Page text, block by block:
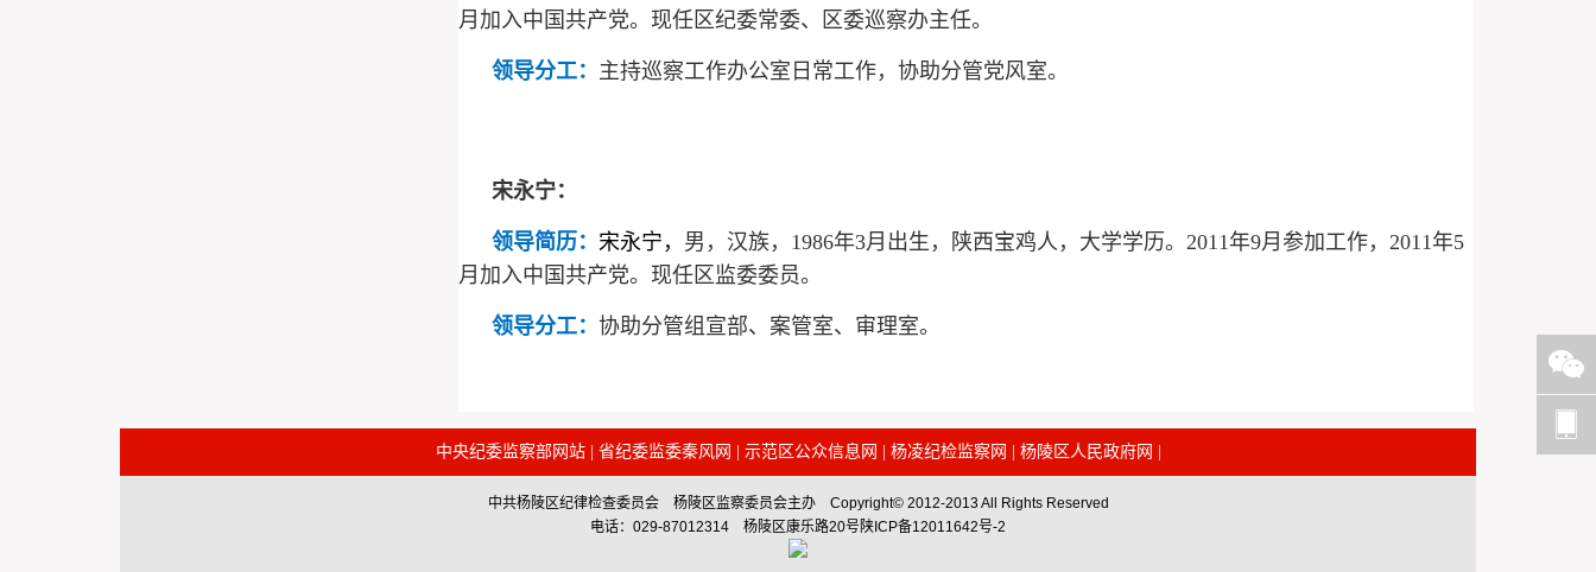
月加入中国共产党。 现任区纪委常委、区委巡察办主任。
领导分工： 主持巡察工作办公室日常工作，协助分管党风室。
宋永宁：
领导简历： 宋永宁， 男，汉族，1986年3月出生，陕西宝鸡人，大学学历。2011年9月参加工作，2011年5
月加入中国共产党。 现任区监委委员。
领导分工： 协助分管组宣部、案管室、审理室。
中央纪委监察部网站| 省纪委监委秦风网 示范区公众信息网 杨凌纪检监察网 杨陵区人民政府网
中共杨陵区纪律检查委员会 杨陵区监察委员会主办 Copyright© 2012-2013 All Rights Reserved
电话：029-87012314 杨陵区康乐路20号陕ICP备12011642号-2